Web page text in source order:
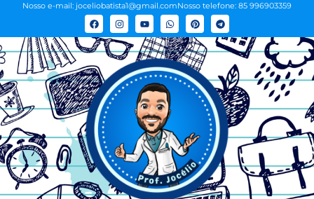
Nosso e-mail: joceliobatista1@gmail.comNosso telefone: 85 996903359